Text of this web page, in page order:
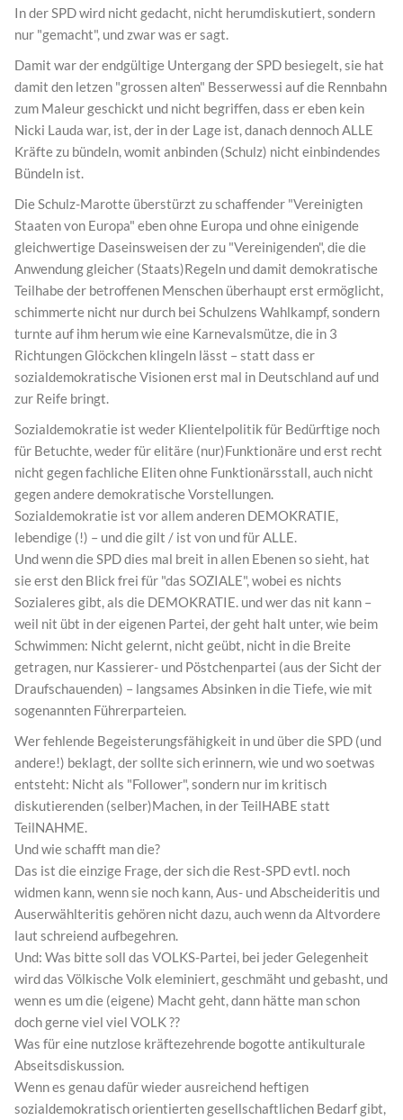
In der SPD wird nicht gedacht, nicht herumdiskutiert, sondern
nur "gemacht", und zwar was er sagt.
Damit war der endgültige Untergang der SPD besiegelt, sie hat
damit den letzen "grossen alten" Besserwessi auf die Rennbahn
zum Maleur geschickt und nicht begriffen, dass er eben kein
Nicki Lauda war, ist, der in der Lage ist, danach dennoch ALLE
Kräfte zu bündeln, womit anbinden (Schulz) nicht einbindendes
Bündeln ist.
Die Schulz-Marotte überstürzt zu schaffender "Vereinigten
Staaten von Europa" eben ohne Europa und ohne einigende
gleichwertige Daseinsweisen der zu "Vereinigenden", die die
Anwendung gleicher (Staats)Regeln und damit demokratische
Teilhabe der betroffenen Menschen überhaupt erst ermöglicht,
schimmerte nicht nur durch bei Schulzens Wahlkampf, sondern
turnte auf ihm herum wie eine Karnevalsmütze, die in 3
Richtungen Glöckchen klingeln lässt – statt dass er
sozialdemokratische Visionen erst mal in Deutschland auf und
zur Reife bringt.
Sozialdemokratie ist weder Klientelpolitik für Bedürftige noch
für Betuchte, weder für elitäre (nur)Funktionäre und erst recht
nicht gegen fachliche Eliten ohne Funktionärsstall, auch nicht
gegen andere demokratische Vorstellungen.
Sozialdemokratie ist vor allem anderen DEMOKRATIE,
lebendige (!) – und die gilt / ist von und für ALLE.
Und wenn die SPD dies mal breit in allen Ebenen so sieht, hat
sie erst den Blick frei für "das SOZIALE", wobei es nichts
Sozialeres gibt, als die DEMOKRATIE. und wer das nit kann –
weil nit übt in der eigenen Partei, der geht halt unter, wie beim
Schwimmen: Nicht gelernt, nicht geübt, nicht in die Breite
getragen, nur Kassierer- und Pöstchenpartei (aus der Sicht der
Draufschauenden) – langsames Absinken in die Tiefe, wie mit
sogenannten Führerparteien.
Wer fehlende Begeisterungsfähigkeit in und über die SPD (und
andere!) beklagt, der sollte sich erinnern, wie und wo soetwas
entsteht: Nicht als "Follower", sondern nur im kritisch
diskutierenden (selber)Machen, in der TeilHABE statt
TeilNAHME.
Und wie schafft man die?
Das ist die einzige Frage, der sich die Rest-SPD evtl. noch
widmen kann, wenn sie noch kann, Aus- und Abscheideritis und
Auserwählteritis gehören nicht dazu, auch wenn da Altvordere
laut schreiend aufbegehren.
Und: Was bitte soll das VOLKS-Partei, bei jeder Gelegenheit
wird das Völkische Volk eleminiert, geschmäht und gebasht, und
wenn es um die (eigene) Macht geht, dann hätte man schon
doch gerne viel viel VOLK ??
Was für eine nutzlose kräftezehrende bogotte antikulturale
Abseitsdiskussion.
Wenn es genau dafür wieder ausreichend heftigen
sozialdemokratisch orientierten gesellschaftlichen Bedarf gibt,